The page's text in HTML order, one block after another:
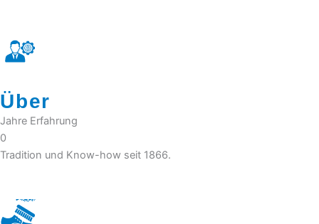
Über
Jahre Erfahrung
0
Tradition und Know-how seit 1866.